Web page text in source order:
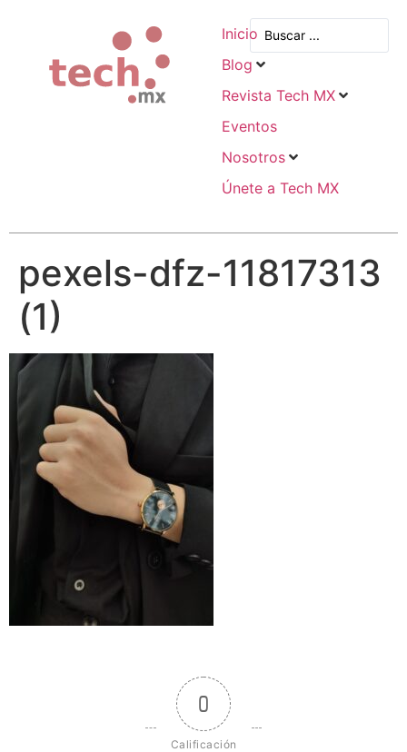
Inicio
Blog
Revista Tech MX
Eventos
Nosotros
Únete a Tech MX
pexels-dfz-11817313
(1)
0
Calificación